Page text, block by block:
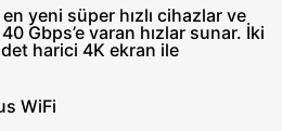
yeni süper hızlı cihazlar ve
Gbps’e varan hızlar sunar. İki
harici 4K ekran ile